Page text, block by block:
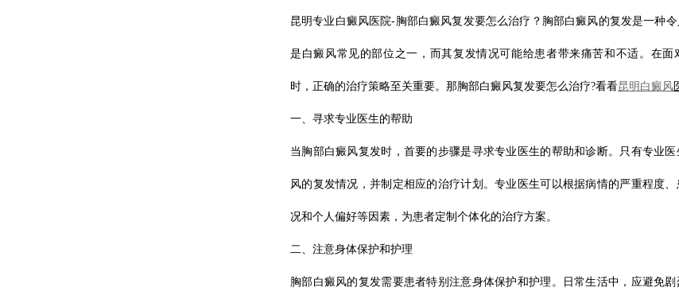
昆明专业白癜风医院-胸部白癜风复发要怎么治疗？胸部白癜风的复发是一种
是白癜风常见的部位之一，而其复发情况可能给患者带来痛苦和不适。在面
时，正确的治疗策略至关重要。那胸部白癜风复发要怎么治疗?看看昆明白癜风
一、寻求专业医生的帮助
当胸部白癜风复发时，首要的步骤是寻求专业医生的帮助和诊断。只有专业
风的复发情况，并制定相应的治疗计划。专业医生可以根据病情的严重程度
况和个人偏好等因素，为患者定制个体化的治疗方案。
二、注意身体保护和护理
胸部白癜风的复发需要患者特别注意身体保护和护理。日常生活中，应避免